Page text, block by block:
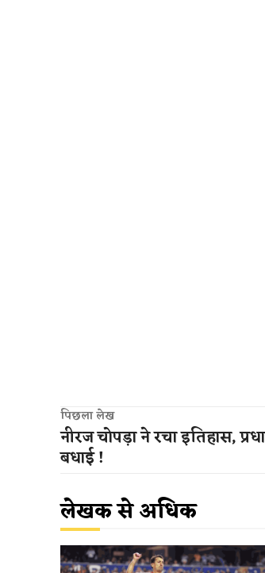
पिछला लेख
नीरज चोपड़ा ने रचा इतिहास,
बधाई !
लेखक से अधिक